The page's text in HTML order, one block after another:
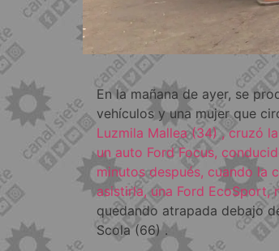
En la mañana de ayer, se
vehículos y una mujer que
Luzmila Mallea (34) , cruzó
un auto Ford Focus,
minutos después, cuando la
asistirla, una Ford
quedando atrapada debajo
Scola (66) .